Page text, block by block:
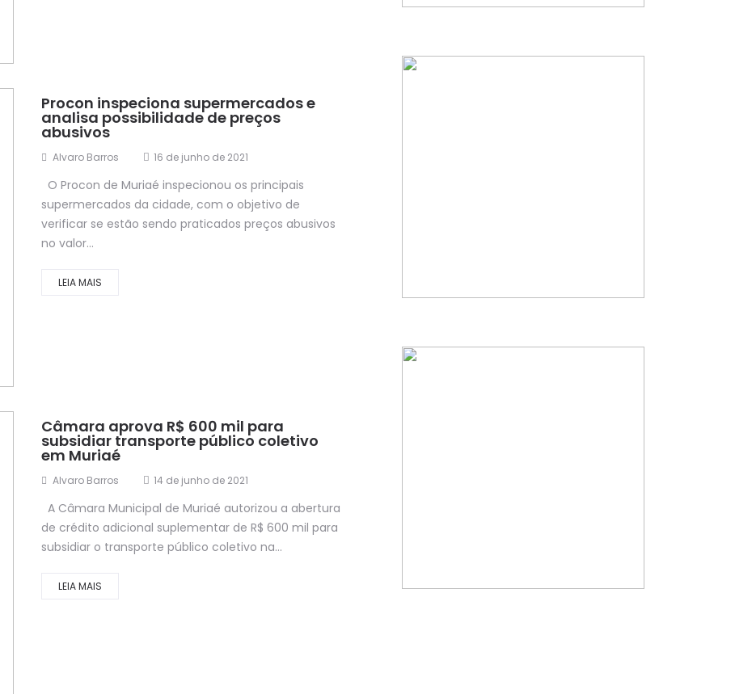
Procon inspeciona supermercados e
analisa possibilidade de preços
abusivos
Alvaro Barros 16 de junho de 2021
O Procon de Muriaé inspecionou os principais
supermercados da cidade, com o objetivo de
verificar se estão sendo praticados preços abusivos
no valor...
LEIA MAIS
Câmara aprova R$ 600 mil para
subsidiar transporte público coletivo
em Muriaé
Alvaro Barros 14 de junho de 2021
A Câmara Municipal de Muriaé autorizou a abertura
de crédito adicional suplementar de R$ 600 mil para
subsidiar o transporte público coletivo na...
LEIA MAIS